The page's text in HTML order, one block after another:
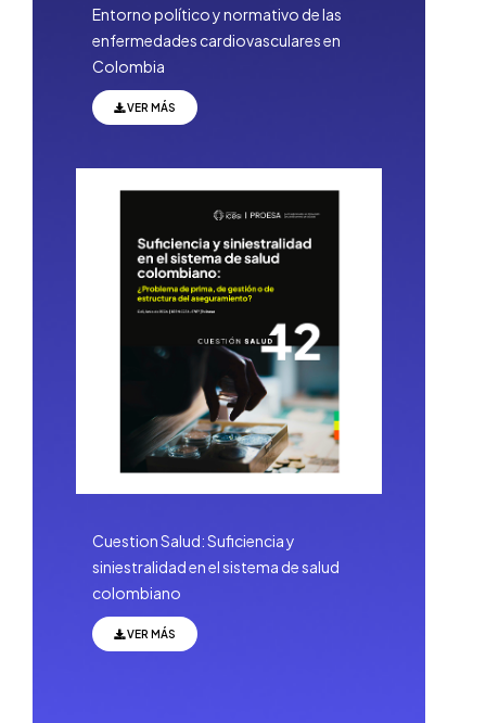
Entorno político y normativo de las
enfermedades cardiovasculares en
Colombia
VER MÁS
Cuestion Salud: Suficiencia y
siniestralidad en el sistema de salud
colombiano
VER MÁS